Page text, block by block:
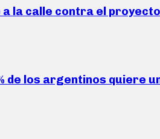
a la calle contra el
de los argentinos quiere